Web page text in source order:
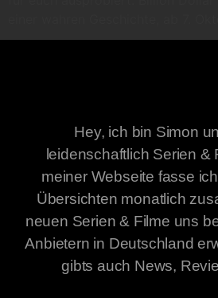
Hey, ich bin Simon
leidenschaftlich Serien &
meiner Webseite fasse
Übersichten monatlich
neuen Serien & Filme uns
Anbietern in Deutschland
gibts auch News,